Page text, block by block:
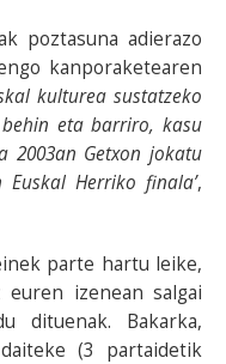
poztasuna adierazo
kanporaketearen
kulturea sustatzeko
eta barriro, kasu
2003an Getxon jokatu
Herriko finala’,
parte hartu leike,
izenean salgai
dituenak. Bakarka,
(3 partaidetik